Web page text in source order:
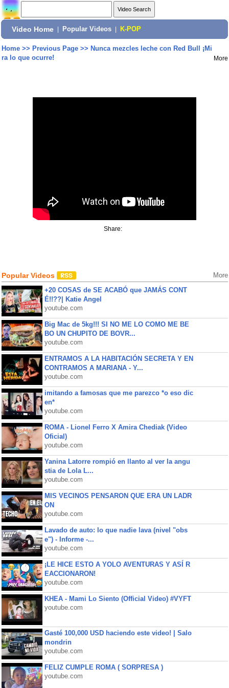
Video Home Popular Videos K-POP
Home>> Previous Page>> Nunca mezcles leche con Red Bull ¡Mi
ra lo que ocurre!
More
Share:
Popular Videos More
+20 COSAS de SE ACABÓ que JAMÁS CONT
É!!??| Katie Angel
youtube.com
Big Mac de 5kg!!! SI NO ME LO COMO ME BE
BO UN CHUPITO DE BOVR...
youtube.com
ENTRAMOS A LA HABITACIÓN SECRETA Y EN
CONTRAMOS A MARIANA - Y...
youtube.com
imitando a famosas que me parezco *o eso dic
en*
youtube.com
ROMA - Lionel Ferro X Amira Chediak (Video
Oficial)
youtube.com
Yanina Latorre rompió en llanto al ver la angu
stia de Lola L...
youtube.com
MIS VECINOS PENSARON QUE ERA UN LADR
ON
youtube.com
Lavado de auto: lo que nadie lava (nivel "obs
e") - Informe -...
youtube.com
¡LE HICE ESTO A YOLO AVENTURAS Y ASÍ R
EACCIONARON!
youtube.com
KHEA - Mami Lo Siento (Official Video) #VYFT
youtube.com
Gasté 100,000 USD haciendo este video! | Salo
mondrin
youtube.com
FELIZ CUMPLE ROMA ( SORPRESA )
youtube.com